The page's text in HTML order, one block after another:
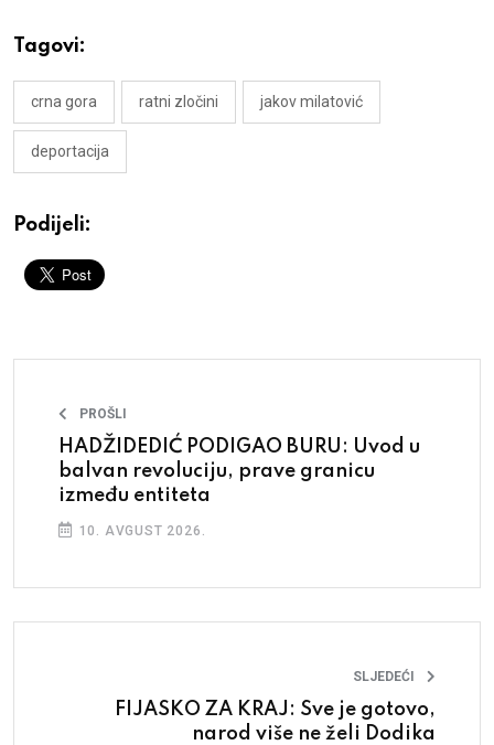
Tagovi:
crna gora ratni zločini jakov milatović
deportacija
Podijeli:
PROŠLI
HADŽIDEDIĆ PODIGAO BURU: Uvod u
balvan revoluciju, prave granicu
između entiteta
10. AVGUST 2026.
SLJEDEĆI
FIJASKO ZA KRAJ: Sve je gotovo,
narod više ne želi Dodika